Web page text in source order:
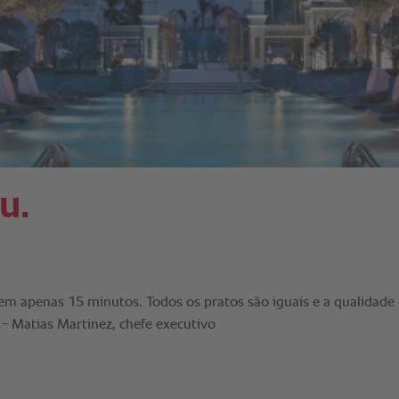
apenas 15 minutos. Todos os pratos são iguais e a qualidade
Matias Martinez, chefe executivo